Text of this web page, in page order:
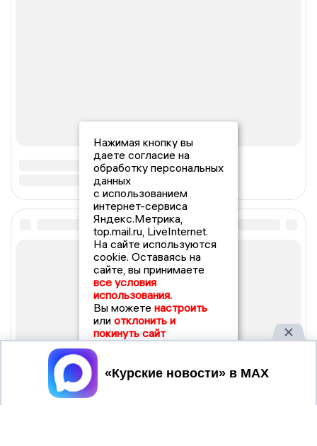
Нажимая кнопку вы
даете согласие на
обработку персональных
данных
с использованием
интернет-сервиса
Яндекс.Метрика,
top.mail.ru, LiveInternet.
На сайте используются
cookie. Оставаясь на
сайте, вы принимаете
все условия
использования.
Вы можете настроить
или отклонить и
покинуть сайт
Принять